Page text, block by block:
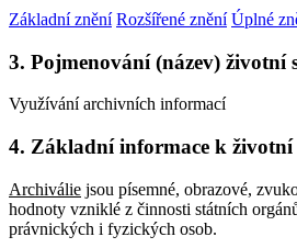
Základní znění Rozšířené znění Úplné
3. Pojmenování (název) životní
Využívání archivních informací
4. Základní informace k životní
Archiválie jsou písemné, obrazové,
hodnoty vzniklé z činnosti státních
právnických i fyzických osob.